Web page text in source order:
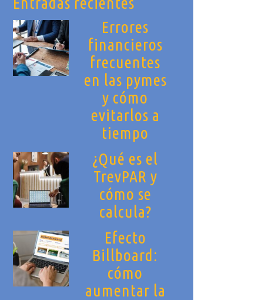
Errores
financieros
frecuentes
en las pymes
y cómo
evitarlos a
tiempo
¿Qué es el
TrevPAR y
cómo se
calcula?
Efecto
Billboard:
cómo
aumentar la